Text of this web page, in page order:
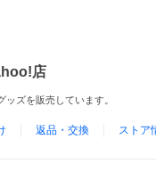
店
ズを販売しています。
返品・交換 ストア